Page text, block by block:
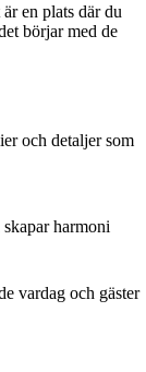
en plats där du
börjar med de
och detaljer som
harmoni
vardag och gäster